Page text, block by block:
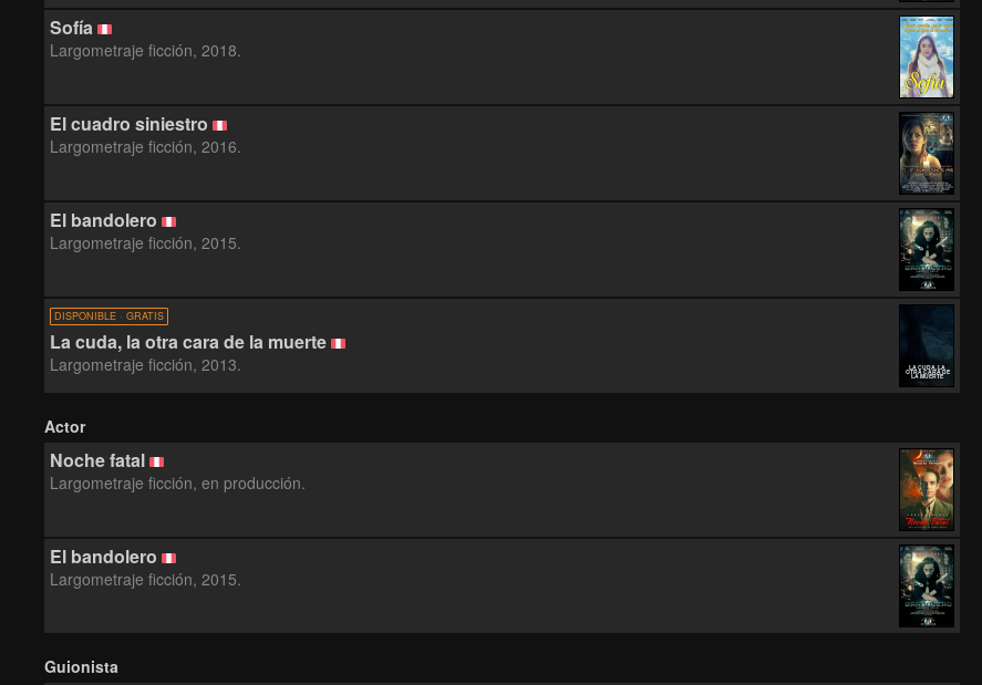
Sofía
Largometraje ficción, 2018.
El cuadro siniestro
Largometraje ficción, 2016.
El bandolero
Largometraje ficción, 2015.
DISPONIBLE · GRATIS
La cuda, la otra cara de la muerte
Largometraje ficción, 2013. LA CUDA, LA
OTRA CARA DE
LA MUERTE
Actor
Noche fatal
Largometraje ficción, en producción.
El bandolero
Largometraje ficción, 2015.
Guionista